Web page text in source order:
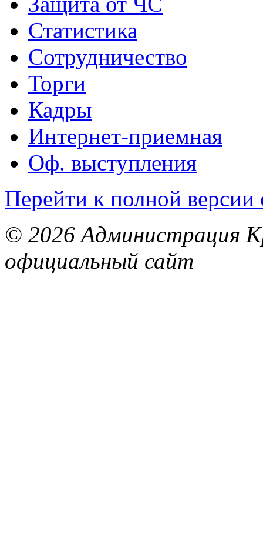
Статистика
Сотрудничество
Торги
Кадры
Интернет-приемная
Оф. выступления
Перейти к полной версии
© 2026 Администрация
официальный сайт